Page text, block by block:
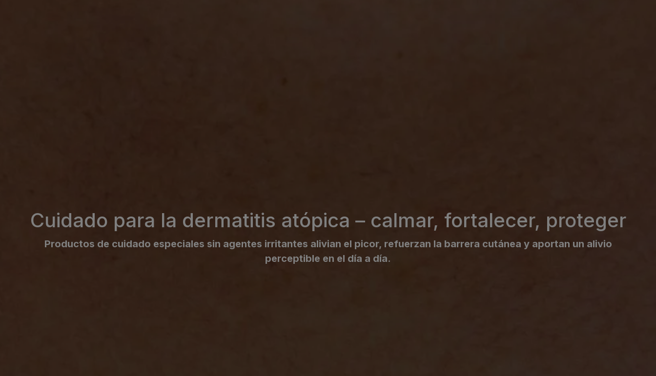
Cuidado para la dermatitis atópica – calmar, fortalecer, proteger
Productos de cuidado especiales sin agentes irritantes alivian el picor, refuerzan la barrera cutánea y aportan un alivio
perceptible en el día a día.